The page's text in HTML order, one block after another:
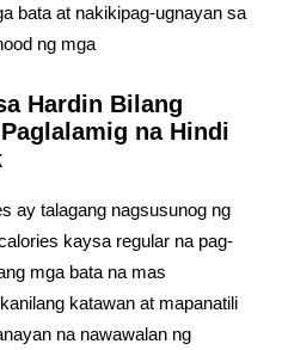
bata at nakikipag-ugnayan sa
ng mga
Hardin Bilang
na Hindi
ay talagang nagsusunog ng
kaysa regular na pag-
mga bata na mas
katawan at mapanatili
na nawawalan ng